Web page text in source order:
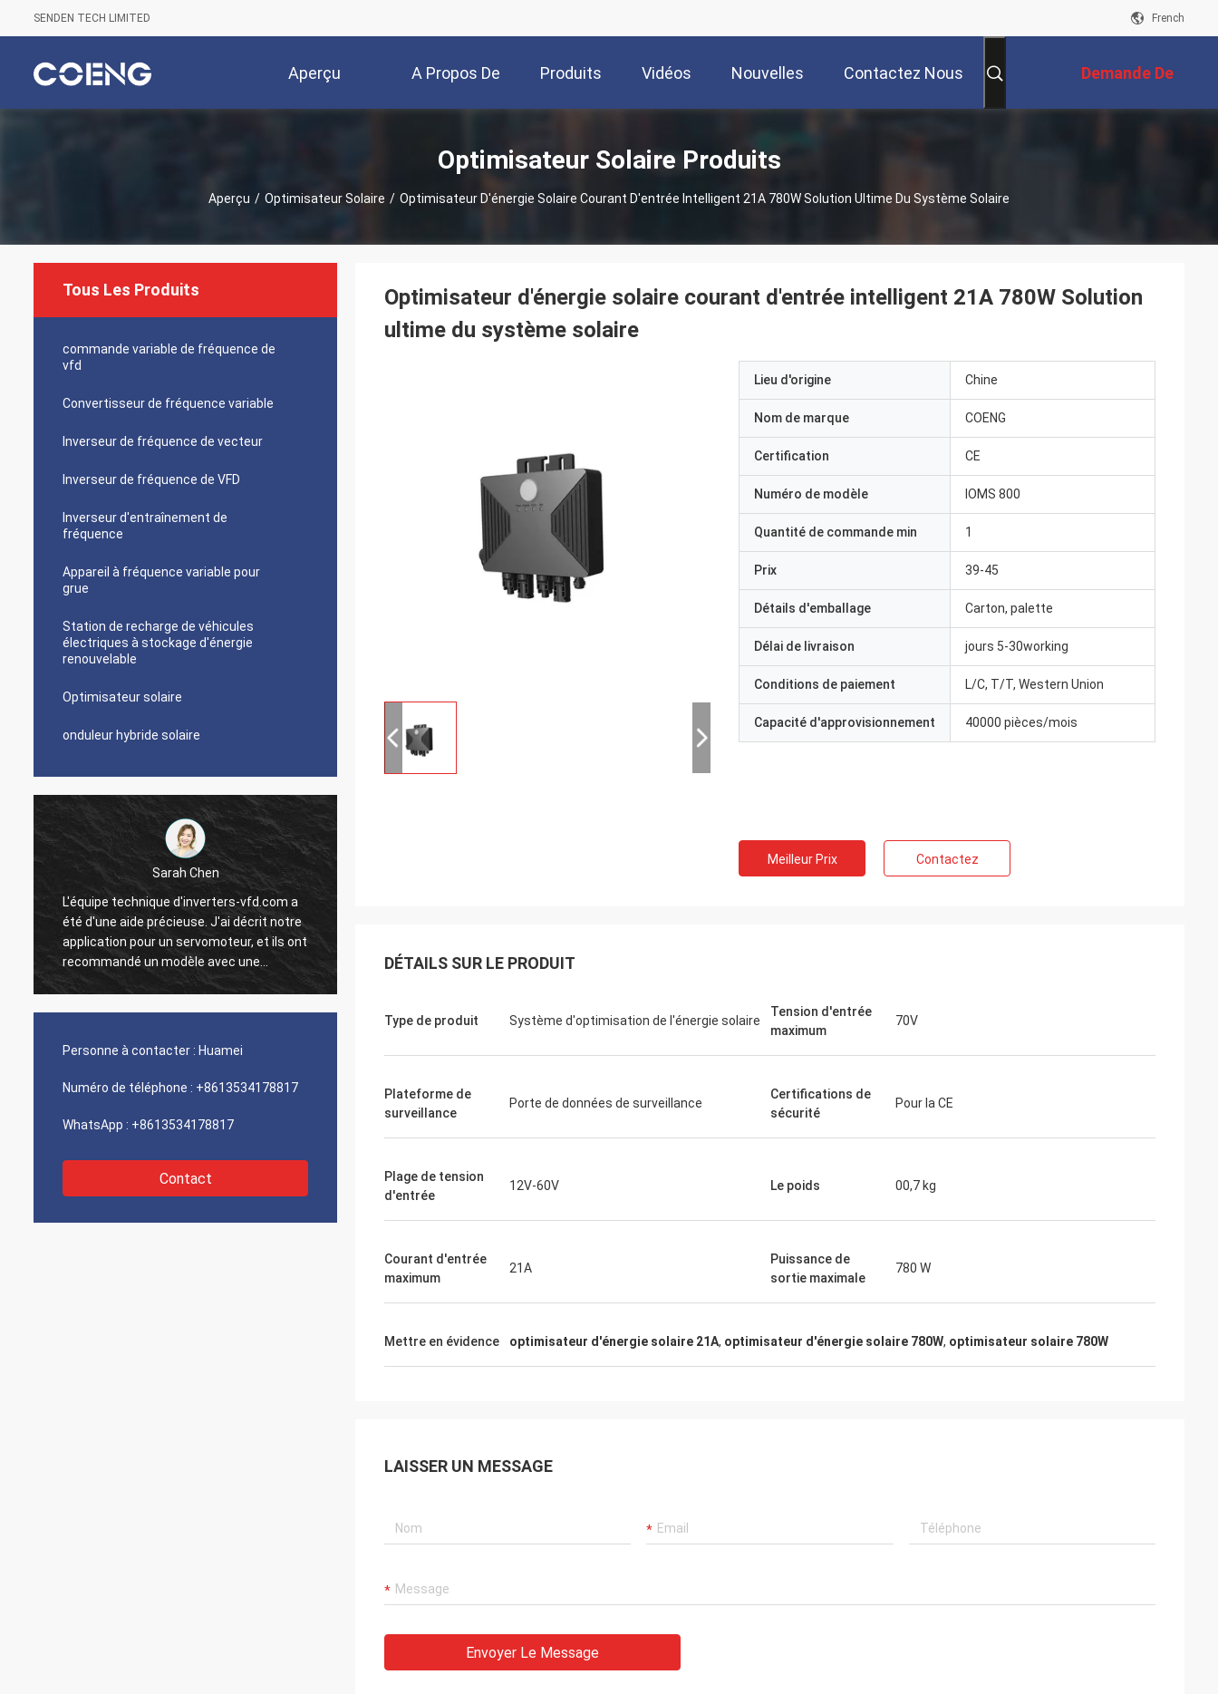
SENDEN TECH LIMITED French
Aperçu A Propos De
Nous
Produits Vidéos Nouvelles Contactez Nous Demande De
Soumission
Optimisateur Solaire Produits
Aperçu / Optimisateur Solaire / Optimisateur D'énergie Solaire Courant D'entrée Intelligent 21A 780W Solution Ultime Du Système Solaire
Tous Les Produits
commande variable de fréquence de
vfd
Convertisseur de fréquence variable
Inverseur de fréquence de vecteur
Inverseur de fréquence de VFD
Inverseur d'entraînement de
fréquence
Appareil à fréquence variable pour
grue
Station de recharge de véhicules
électriques à stockage d'énergie
renouvelable
Optimisateur solaire
onduleur hybride solaire
Sarah Chen
L'équipe technique d'inverters-vfd.com a
été d'une aide précieuse. J'ai décrit notre
application pour un servomoteur, et ils ont
recommandé un modèle avec une
réponse dynamique supérieure.
exécutée avec précision et expédiée à
système de contrôle est plus robuste.
logistique et la performance solide de ces
problème de bout en bout.
grandes marques que nous avons
Exceptionnel pour les applications
fréquents. Une valeur exceptionnelle et un
Personne à contacter : Huamei
Numéro de téléphone : +8613534178817
WhatsApp : +8613534178817
Contact
Optimisateur d'énergie solaire courant d'entrée intelligent 21A 780W Solution
ultime du système solaire
Lieu d'origine Chine
Nom de marque COENG
Certification CE
Numéro de modèle IOMS 800
Quantité de commande min 1
Prix 39-45
Détails d'emballage Carton, palette
Délai de livraison jours 5-30working
Conditions de paiement L/C, T/T, Western Union
Capacité d'approvisionnement 40000 pièces/mois
Meilleur Prix Contactez
DÉTAILS SUR LE PRODUIT
Type de produit Système d'optimisation de l'énergie solaire
Tension d'entrée
maximum
70V
Plateforme de
surveillance
Porte de données de surveillance
Certifications de
sécurité
Pour la CE
Plage de tension
d'entrée
12V-60V Le poids 00,7 kg
Courant d'entrée
maximum
21A
Puissance de
sortie maximale
780 W
Mettre en évidence optimisateur d'énergie solaire 21A, optimisateur d'énergie solaire 780W, optimisateur solaire 780W
LAISSER UN MESSAGE
Envoyer Le Message